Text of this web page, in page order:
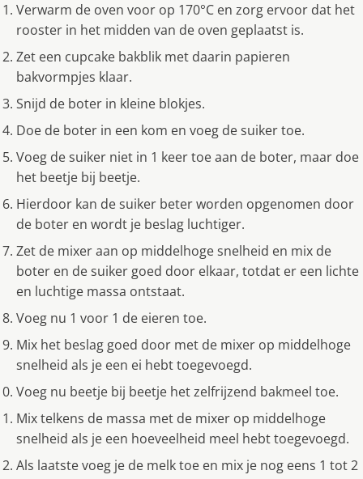
Verwarm de oven voor op 170°C en zorg ervoor dat het
rooster in het midden van de oven geplaatst is.
Zet een cupcake bakblik met daarin papieren
bakvormpjes klaar.
Snijd de boter in kleine blokjes.
Doe de boter in een kom en voeg de suiker toe.
Voeg de suiker niet in 1 keer toe aan de boter, maar doe
het beetje bij beetje.
Hierdoor kan de suiker beter worden opgenomen door
de boter en wordt je beslag luchtiger.
Zet de mixer aan op middelhoge snelheid en mix de
boter en de suiker goed door elkaar, totdat er een lichte
en luchtige massa ontstaat.
Voeg nu 1 voor 1 de eieren toe.
Mix het beslag goed door met de mixer op middelhoge
snelheid als je een ei hebt toegevoegd.
Voeg nu beetje bij beetje het zelfrijzend bakmeel toe.
Mix telkens de massa met de mixer op middelhoge
snelheid als je een hoeveelheid meel hebt toegevoegd.
Als laatste voeg je de melk toe en mix je nog eens 1 tot 2